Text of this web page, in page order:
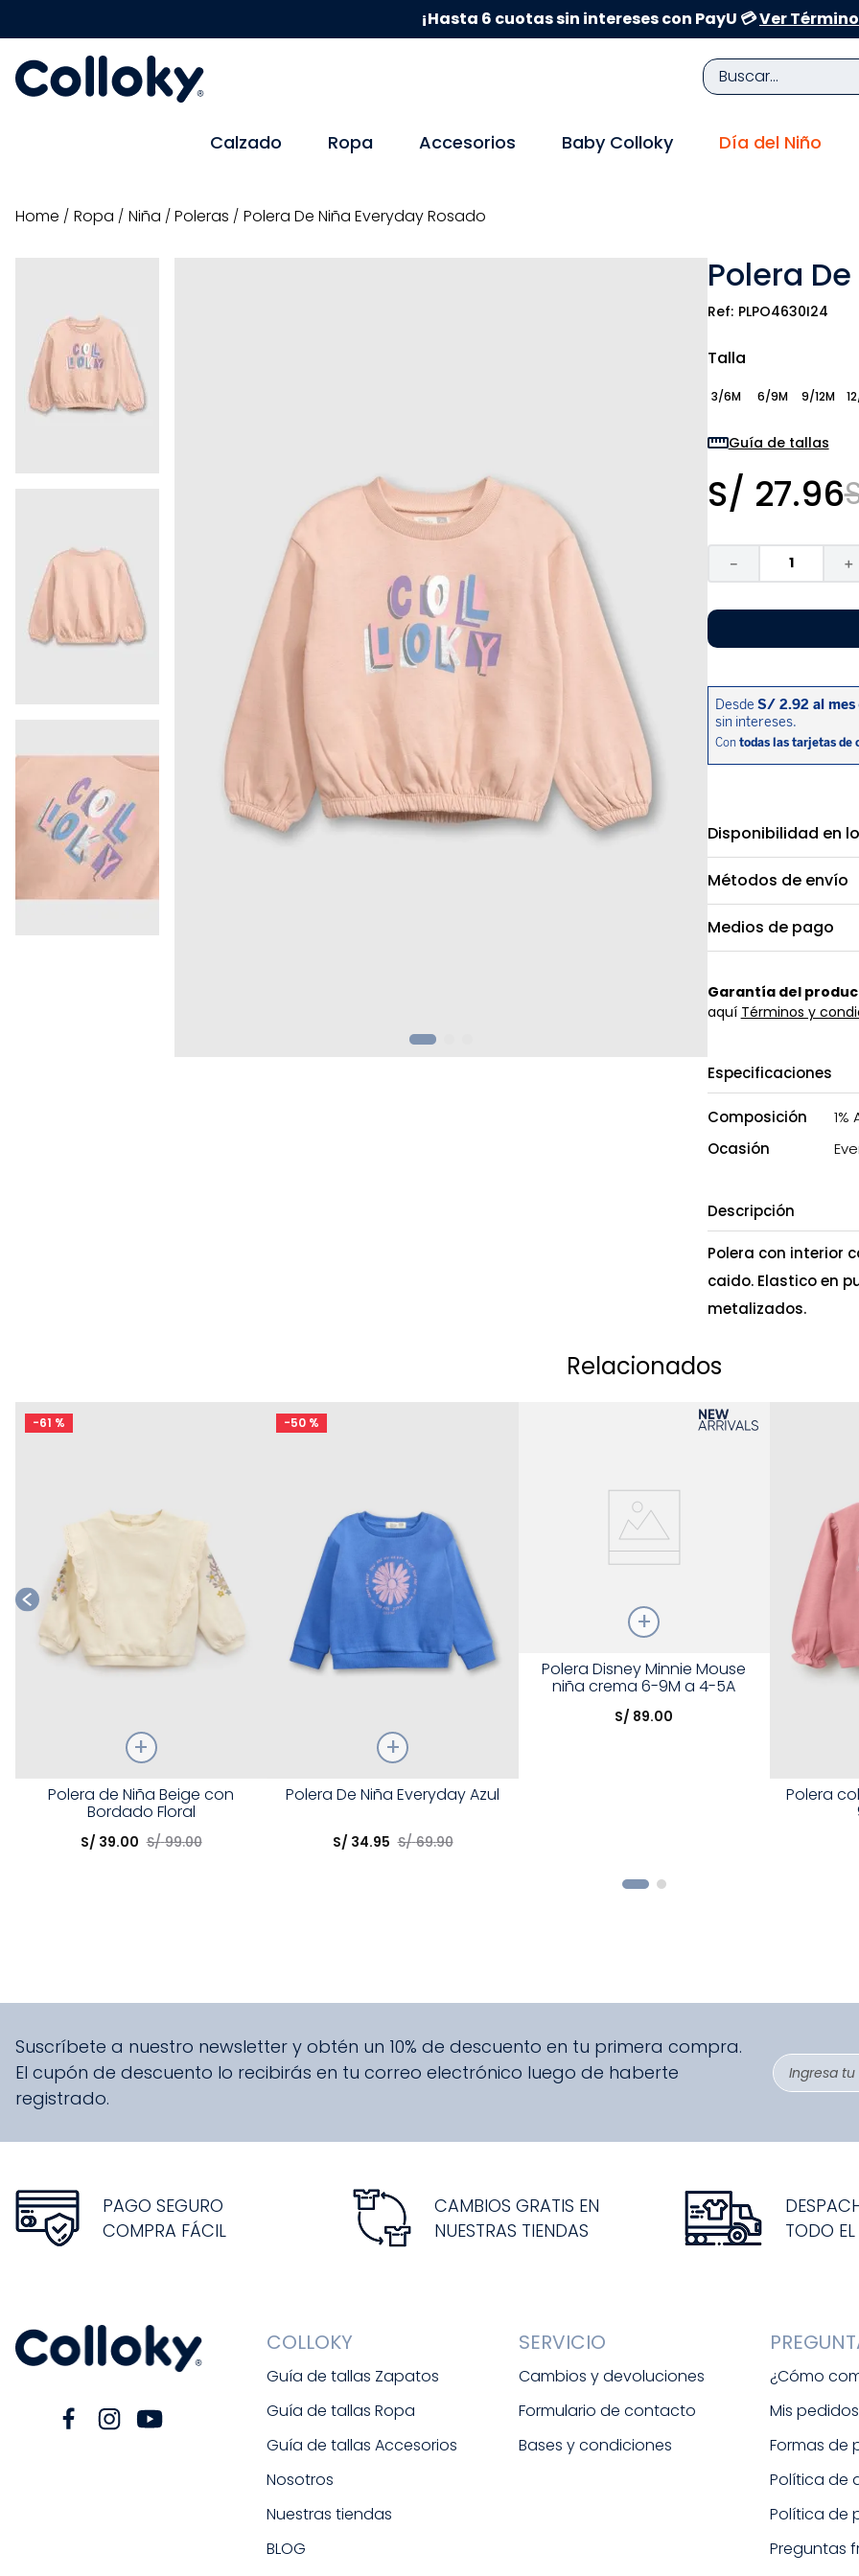
¡Hasta 6 cuotas sin intereses con PayU 💳Ver
Buscar...
Calzado Ropa Accesorios Baby Colloky Día del Niño
ropa niña poleras Polera De Niña Everyday Rosado
Polera
PLPO4630I24
Talla
3/6M 6/9M 9/12M
Guía de tallas
S/ 27.96
＋
－
Disponibilidad en
Métodos de envío
Medios de pago
Garantía del
aquí Términos y
Especificaciones
Composición
1%
Ocasión
Descripción
Polera con interior
caido. Elastico en
metalizados.
Relacionados
-61 %
Elige una opción
Polera de Niña Beige con
Bordado Floral
S/ 39.00 S/ 99.00
-50 %
Talla
Polera De Niña Everyday Azul
S/ 34.95 S/ 69.90
Talla
Elige una opción
Polera Disney Minnie Mouse
niña crema 6-9M a 4-5A
S/ 89.00
Talla
Elige una
Polera
Suscríbete a nuestro newsletter y obtén un 10% de descuento en tu primera compra.
El cupón de descuento lo recibirás en tu correo electrónico luego de haberte
registrado.
PAGO SEGURO
COMPRA FÁCIL
CAMBIOS GRATIS EN
NUESTRAS TIENDAS
TODO EL
COLLOKY
Guía de tallas Zapatos
Guía de tallas Ropa
Guía de tallas Accesorios
Nosotros
Nuestras tiendas
BLOG
SERVICIO
Cambios y devoluciones
Formulario de contacto
Bases y condiciones
¿Cómo
Mis pedidos
Formas de
Política de
Política de
Preguntas
TÉRMINOS MÁS BUSCADOS